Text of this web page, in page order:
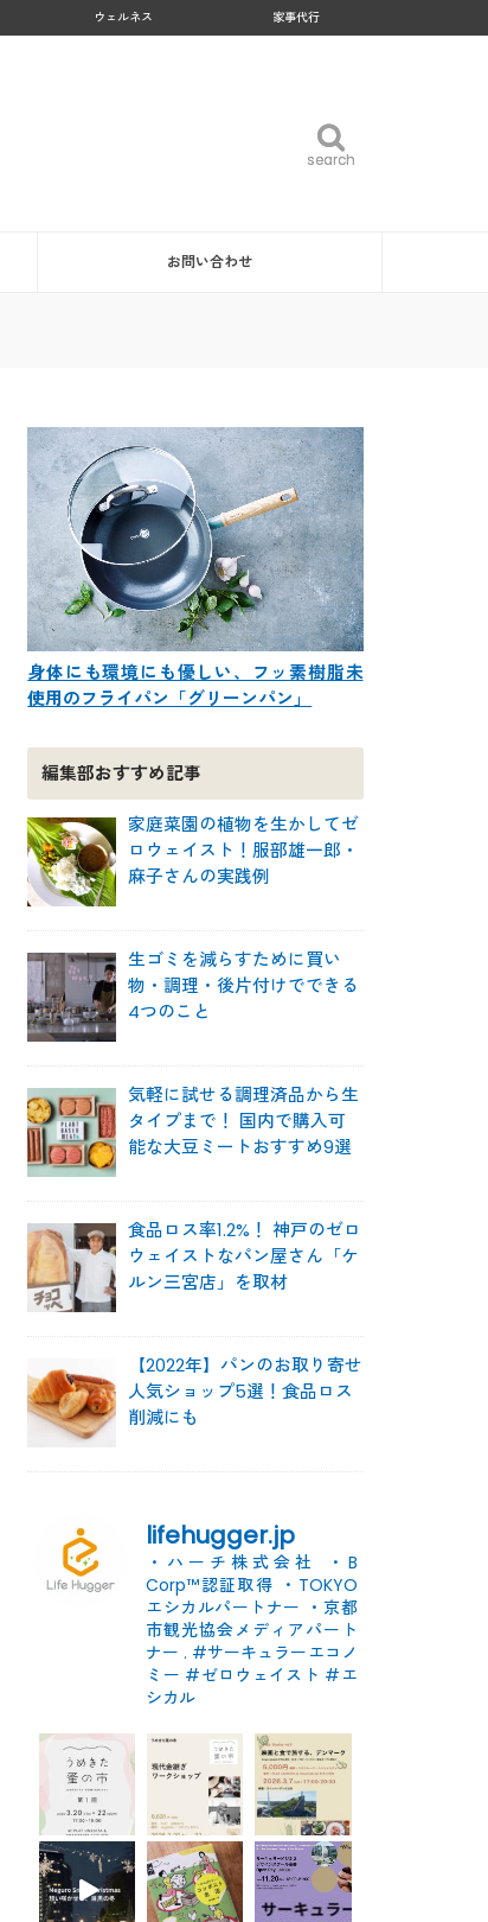
ウェルネス 家事代行
search
search
お問い合わせ
身体にも環境にも優しい、フッ素樹脂未
使用のフライパン「グリーンパン」
編集部おすすめ記事
家庭菜園の植物を生かしてゼ
ロウェイスト！服部雄一郎・
麻子さんの実践例
生ゴミを減らすために買い
物・調理・後片付けでできる
4つのこと
気軽に試せる調理済品から生
タイプまで！ 国内で購入可
能な大豆ミートおすすめ9選
食品ロス率1.2%！ 神戸のゼロ
ウェイストなパン屋さん「ケ
ルン三宮店」を取材
【2022年】パンのお取り寄せ
人気ショップ5選！食品ロス
削減にも
lifehugger.jp
・ハーチ株式会社
・B
Corp™認証取得 ・TOKYO
エシカルパートナー ・京都
市観光協会メディアパート
ナー . #サーキュラーエコノ
ミー #ゼロウェイスト #エ
シカル